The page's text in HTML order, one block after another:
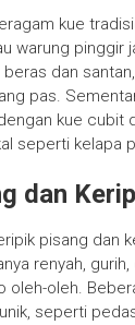
kue
warung pinggir
dan
pas.
kue cubit
seperti kelapa
dan
pisang dan
renyah,
oleh.
seperti